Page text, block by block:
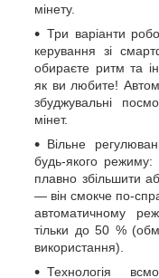
мінету.
Три варіанти
керування зі
обираєте ритм та
як ви любите!
збуджувальні
мінет.
Вільне
будь-якого режиму:
плавно збільшити
— він смокче по-
автоматичному
тільки до 50 %
використання).
Технологія